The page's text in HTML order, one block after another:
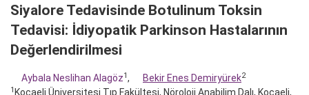
Siyalore Tedavisinde Botulinum Toksin
Tedavisi: İdiyopatik Parkinson Hastalarının
Değerlendirilmesi
Aybala Neslihan Alagöz1, Bekir Enes Demiryürek2
1 Kocaeli Üniversitesi Tıp Fakültesi, Nöroloji Anabilim Dalı, Kocaeli,